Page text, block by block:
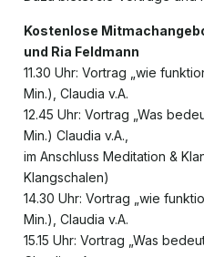
Kostenlose
und Ria Feldmann
11.30 Uhr: Vortrag „wie
Min.), Claudia v.A.
12.45 Uhr: Vortrag „Was
Min.) Claudia v.A.,
im Anschluss Meditation &
Klangschalen)
14.30 Uhr: Vortrag „wie
Min.), Claudia v.A.
15.15 Uhr: Vortrag „Was